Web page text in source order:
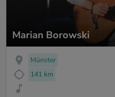
Marian Borowski
Münster
141 km